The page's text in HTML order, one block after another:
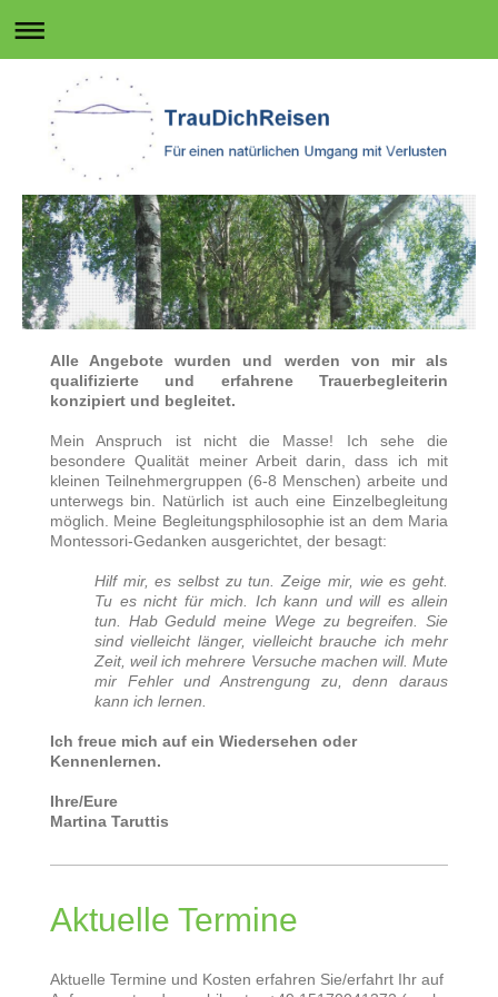
Alle Angebote wurden und werden von mir als
qualifizierte und erfahrene Trauerbegleiterin
konzipiert und begleitet.
Mein Anspruch ist nicht die Masse! Ich sehe die
besondere Qualität meiner Arbeit darin, dass ich mit
kleinen Teilnehmergruppen (6-8 Menschen) arbeite und
unterwegs bin. Natürlich ist auch eine Einzelbegleitung
möglich. Meine Begleitungsphilosophie ist an dem Maria
Montessori-Gedanken ausgerichtet, der besagt:
Hilf mir, es selbst zu tun. Zeige mir, wie es geht.
Tu es nicht für mich. Ich kann und will es allein
tun. Hab Geduld meine Wege zu begreifen. Sie
sind vielleicht länger, vielleicht brauche ich mehr
Zeit, weil ich mehrere Versuche machen will. Mute
mir Fehler und Anstrengung zu, denn daraus
kann ich lernen.
Ich freue mich auf ein Wiedersehen oder
Kennenlernen.
Ihre/Eure
Martina Taruttis
Aktuelle Termine
Aktuelle Termine und Kosten erfahren Sie/erfahrt Ihr auf